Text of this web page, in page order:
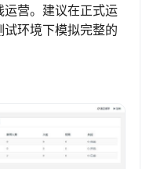
运营。建议在正式运
环境下模拟完整的